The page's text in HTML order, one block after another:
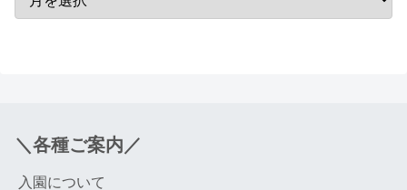
＼各種ご案内／
入園について